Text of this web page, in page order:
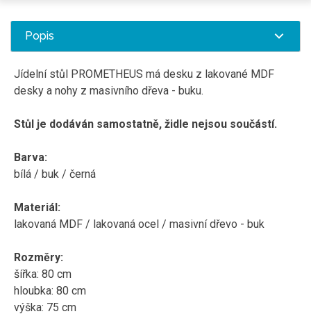
Popis
Jídelní stůl PROMETHEUS má desku z lakované MDF
desky a nohy z masivního dřeva - buku.
Stůl je dodáván samostatně, židle nejsou součástí.
Barva:
bílá / buk / černá
Materiál:
lakovaná MDF / lakovaná ocel / masivní dřevo - buk
Rozměry:
šířka: 80 cm
hloubka: 80 cm
výška: 75 cm